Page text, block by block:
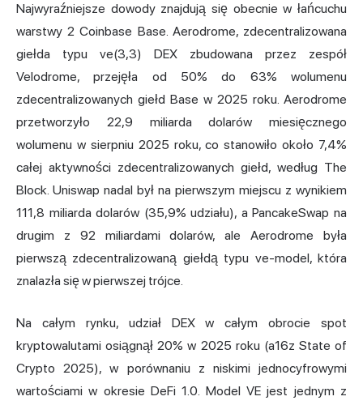
Najwyraźniejsze dowody znajdują się obecnie w łańcuchu
warstwy 2 Coinbase Base. Aerodrome, zdecentralizowana
giełda typu ve(3,3) DEX zbudowana przez zespół
Velodrome, przejęła od 50% do 63% wolumenu
zdecentralizowanych giełd Base w 2025 roku. Aerodrome
przetworzyło 22,9 miliarda dolarów miesięcznego
wolumenu w sierpniu 2025 roku, co stanowiło około 7,4%
całej aktywności zdecentralizowanych giełd, według The
Block. Uniswap nadal był na pierwszym miejscu z wynikiem
111,8 miliarda dolarów (35,9% udziału), a PancakeSwap na
drugim z 92 miliardami dolarów, ale Aerodrome była
pierwszą zdecentralizowaną giełdą typu ve-model, która
znalazła się w pierwszej trójce.
Na całym rynku, udział DEX w całym obrocie spot
kryptowalutami osiągnął 20% w 2025 roku (a16z State of
Crypto 2025), w porównaniu z niskimi jednocyfrowymi
wartościami w okresie DeFi 1.0. Model VE jest jednym z